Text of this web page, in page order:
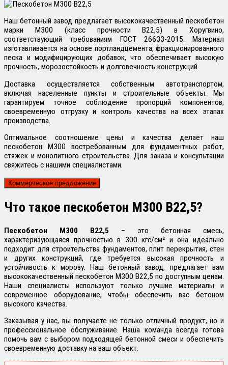
Наш бетонный завод предлагает высококачественный пескобетон
марки М300 (класс прочности B22,5) в Хоругвино,
соответствующий требованиям ГОСТ 26633-2015. Материал
изготавливается на основе портландцемента, фракционированного
песка и модифицирующих добавок, что обеспечивает высокую
прочность, морозостойкость и долговечность конструкций.
Доставка осуществляется собственным автотранспортом,
включая населенные пункты и строительные объекты. Мы
гарантируем точное соблюдение пропорций компонентов,
своевременную отгрузку и контроль качества на всех этапах
производства.
Оптимальное соотношение цены и качества делает наш
пескобетон М300 востребованным для фундаментных работ,
стяжек и монолитного строительства. Для заказа и консультации
свяжитесь с нашими специалистами.
Коммерческое предложение
Что такое пескобетон М300 В22,5?
Пескобетон М300 B22,5 – это бетонная смесь,
характеризующаяся прочностью в 300 кгс/см² и она идеально
подходит для строительства фундаментов, плит перекрытия, стен
и других конструкций, где требуется высокая прочность и
устойчивость к морозу. Наш бетонный завод, предлагает вам
высококачественный пескобетон М300 B22,5 по доступным ценам.
Наши специалисты используют только лучшие материалы и
современное оборудование, чтобы обеспечить вас бетоном
высокого качества.
Заказывая у нас, вы получаете не только отличный продукт, но и
профессиональное обслуживание. Наша команда всегда готова
помочь вам с выбором подходящей бетонной смеси и обеспечить
своевременную доставку на ваш объект.